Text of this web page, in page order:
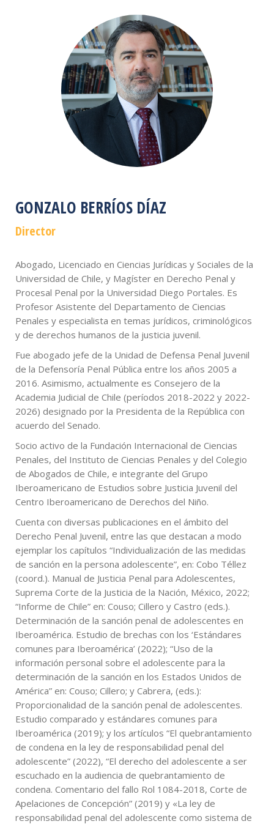
GONZALO BERRÍOS DÍAZ
Director
Abogado, Licenciado en Ciencias Jurídicas y Sociales de la
Universidad de Chile, y Magíster en Derecho Penal y
Procesal Penal por la Universidad Diego Portales. Es
Profesor Asistente del Departamento de Ciencias
Penales y especialista en temas jurídicos, criminológicos
y de derechos humanos de la justicia juvenil.
Fue abogado jefe de la Unidad de Defensa Penal Juvenil
de la Defensoría Penal Pública entre los años 2005 a
2016. Asimismo, actualmente es Consejero de la
Academia Judicial de Chile (períodos 2018-2022 y 2022-
2026) designado por la Presidenta de la República con
acuerdo del Senado.
Socio activo de la Fundación Internacional de Ciencias
Penales, del Instituto de Ciencias Penales y del Colegio
de Abogados de Chile, e integrante del Grupo
Iberoamericano de Estudios sobre Justicia Juvenil del
Centro Iberoamericano de Derechos del Niño.
Cuenta con diversas publicaciones en el ámbito del
Derecho Penal Juvenil, entre las que destacan a modo
ejemplar los capítulos “Individualización de las medidas
de sanción en la persona adolescente”, en: Cobo Téllez
(coord.). Manual de Justicia Penal para Adolescentes,
Suprema Corte de la Justicia de la Nación, México, 2022;
“Informe de Chile” en: Couso; Cillero y Castro (eds.).
Determinación de la sanción penal de adolescentes en
Iberoamérica. Estudio de brechas con los ‘Estándares
comunes para Iberoamérica’ (2022); “Uso de la
información personal sobre el adolescente para la
determinación de la sanción en los Estados Unidos de
América” en: Couso; Cillero; y Cabrera, (eds.):
Proporcionalidad de la sanción penal de adolescentes.
Estudio comparado y estándares comunes para
Iberoamérica (2019); y los artículos “El quebrantamiento
de condena en la ley de responsabilidad penal del
adolescente” (2022), “El derecho del adolescente a ser
escuchado en la audiencia de quebrantamiento de
condena. Comentario del fallo Rol 1084-2018, Corte de
Apelaciones de Concepción” (2019) y «La ley de
responsabilidad penal del adolescente como sistema de